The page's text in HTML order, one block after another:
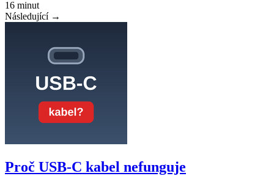
16 minut
Následující →
Proč USB-C kabel nefunguje